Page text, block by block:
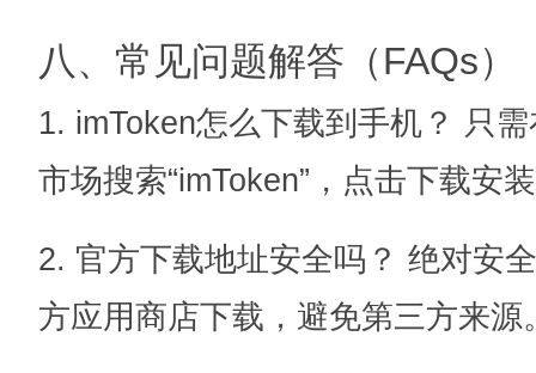
八、常见问题解答（FAQs）
1. imToken怎么下载到手机？ 只
市场搜索“imToken”，点击下载安
2. 官方下载地址安全吗？ 绝对安
方应用商店下载，避免第三方来源